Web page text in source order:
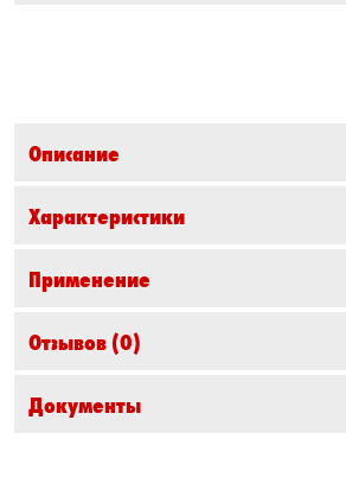
Описание
Характеристики
Применение
Отзывов (0)
Документы